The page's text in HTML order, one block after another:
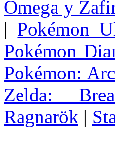
Omega y
| Pokémon
Pokémon
Pokémon:
Zelda:
Ragnarök |